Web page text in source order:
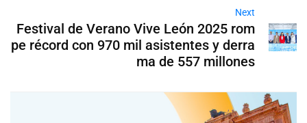
Next
Festival de Verano Vive León 2025 rom
pe récord con 970 mil asistentes y derra
ma de 557 millones